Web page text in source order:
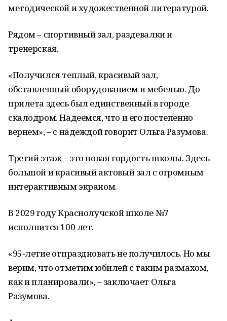
методической и художественной литературой.
Рядом – спортивный зал, раздевалки и
тренерская.
«Получился теплый, красивый зал,
обставленный оборудованием и мебелью. До
прилета здесь был единственный в городе
скалодром. Надеемся, что и его постепенно
вернем», – с надеждой говорит Ольга Разумова.
Третий этаж – это новая гордость школы. Здесь
большой и красивый актовый зал с огромным
интерактивным экраном.
В 2029 году Краснолучской школе №7
исполнится 100 лет.
«95-летие отпраздновать не получилось. Но мы
верим, что отметим юбилей с таким размахом,
как и планировали», – заключает Ольга
Разумова.